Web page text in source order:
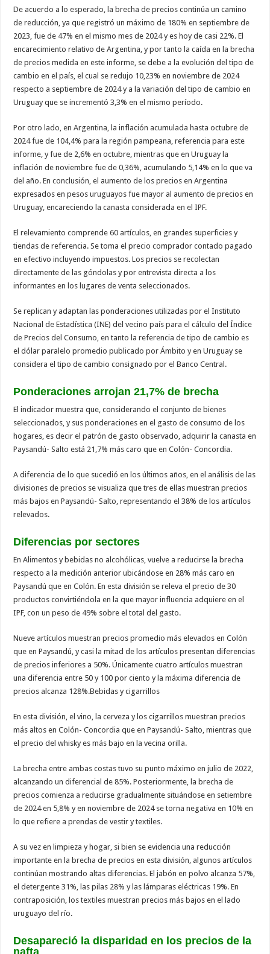
De acuerdo a lo esperado, la brecha de precios continúa un camino
de reducción, ya que registró un máximo de 180% en septiembre de
2023, fue de 47% en el mismo mes de 2024 y es hoy de casi 22%. El
encarecimiento relativo de Argentina, y por tanto la caída en la brecha
de precios medida en este informe, se debe a la evolución del tipo de
cambio en el país, el cual se redujo 10,23% en noviembre de 2024
respecto a septiembre de 2024 y a la variación del tipo de cambio en
Uruguay que se incrementó 3,3% en el mismo período.
Por otro lado, en Argentina, la inflación acumulada hasta octubre de
2024 fue de 104,4% para la región pampeana, referencia para este
informe, y fue de 2,6% en octubre, mientras que en Uruguay la
inflación de noviembre fue de 0,36%, acumulando 5,14% en lo que va
del año. En conclusión, el aumento de los precios en Argentina
expresados en pesos uruguayos fue mayor al aumento de precios en
Uruguay, encareciendo la canasta considerada en el IPF.
El relevamiento comprende 60 artículos, en grandes superficies y
tiendas de referencia. Se toma el precio comprador contado pagado
en efectivo incluyendo impuestos. Los precios se recolectan
directamente de las góndolas y por entrevista directa a los
informantes en los lugares de venta seleccionados.
Se replican y adaptan las ponderaciones utilizadas por el Instituto
Nacional de Estadística (INE) del vecino país para el cálculo del Índice
de Precios del Consumo, en tanto la referencia de tipo de cambio es
el dólar paralelo promedio publicado por Ámbito y en Uruguay se
considera el tipo de cambio consignado por el Banco Central.
Ponderaciones arrojan 21,7% de brecha
El indicador muestra que, considerando el conjunto de bienes
seleccionados, y sus ponderaciones en el gasto de consumo de los
hogares, es decir el patrón de gasto observado, adquirir la canasta en
Paysandú- Salto está 21,7% más caro que en Colón- Concordia.
A diferencia de lo que sucedió en los últimos años, en el análisis de las
divisiones de precios se visualiza que tres de ellas muestran precios
más bajos en Paysandú- Salto, representando el 38% de los artículos
relevados.
Diferencias por sectores
En Alimentos y bebidas no alcohólicas, vuelve a reducirse la brecha
respecto a la medición anterior ubicándose en 28% más caro en
Paysandú que en Colón. En esta división se releva el precio de 30
productos convirtiéndola en la que mayor influencia adquiere en el
IPF, con un peso de 49% sobre el total del gasto.
Nueve artículos muestran precios promedio más elevados en Colón
que en Paysandú, y casi la mitad de los artículos presentan diferencias
de precios inferiores a 50%. Únicamente cuatro artículos muestran
una diferencia entre 50 y 100 por ciento y la máxima diferencia de
precios alcanza 128%.Bebidas y cigarrillos
En esta división, el vino, la cerveza y los cigarrillos muestran precios
más altos en Colón- Concordia que en Paysandú- Salto, mientras que
el precio del whisky es más bajo en la vecina orilla.
La brecha entre ambas costas tuvo su punto máximo en julio de 2022,
alcanzando un diferencial de 85%. Posteriormente, la brecha de
precios comienza a reducirse gradualmente situándose en setiembre
de 2024 en 5,8% y en noviembre de 2024 se torna negativa en 10% en
lo que refiere a prendas de vestir y textiles.
A su vez en limpieza y hogar, si bien se evidencia una reducción
importante en la brecha de precios en esta división, algunos artículos
continúan mostrando altas diferencias. El jabón en polvo alcanza 57%,
el detergente 31%, las pilas 28% y las lámparas eléctricas 19%. En
contraposición, los textiles muestran precios más bajos en el lado
uruguayo del río.
Desapareció la disparidad en los precios de la
nafta